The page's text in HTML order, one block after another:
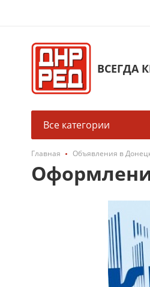
ВСЕГДА
Все категории
Главная Объявления в